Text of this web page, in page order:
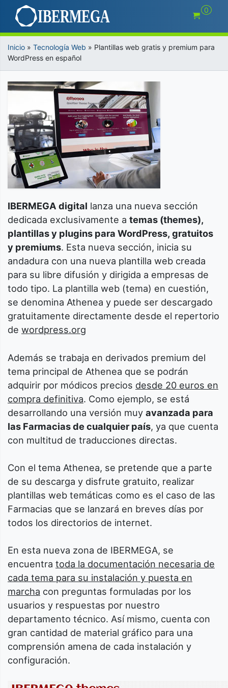
contenido
0
Inicio » Tecnología Web » Plantillas web gratis y premium para
WordPress en español
IBERMEGA digital lanza una nueva sección
dedicada exclusivamente a temas (themes),
plantillas y plugins para WordPress, gratuitos
y premiums. Esta nueva sección, inicia su
andadura con una nueva plantilla web creada
para su libre difusión y dirigida a empresas de
todo tipo. La plantilla web (tema) en cuestión,
se denomina Athenea y puede ser descargado
gratuitamente directamente desde el repertorio
de wordpress.org
Además se trabaja en derivados premium del
tema principal de Athenea que se podrán
adquirir por módicos precios desde 20 euros en
compra definitiva. Como ejemplo, se está
desarrollando una versión muy avanzada para
las Farmacias de cualquier país, ya que cuenta
con multitud de traducciones directas.
Con el tema Athenea, se pretende que a parte
de su descarga y disfrute gratuito, realizar
plantillas web temáticas como es el caso de las
Farmacias que se lanzará en breves días por
todos los directorios de internet.
En esta nueva zona de IBERMEGA, se
encuentra toda la documentación necesaria de
cada tema para su instalación y puesta en
marcha con preguntas formuladas por los
usuarios y respuestas por nuestro
departamento técnico. Así mismo, cuenta con
gran cantidad de material gráfico para una
comprensión amena de cada instalación y
configuración.